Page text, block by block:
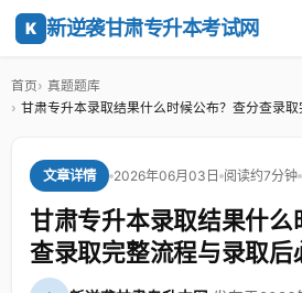
K 新逆袭甘肃专升本考试网
首页
真题题库
甘肃专升本录取结果什么时候公布？查分查录
文章详情 2026年06月03日 阅读约7分钟
甘肃专升本录取结果什
查录取完整流程与录取后